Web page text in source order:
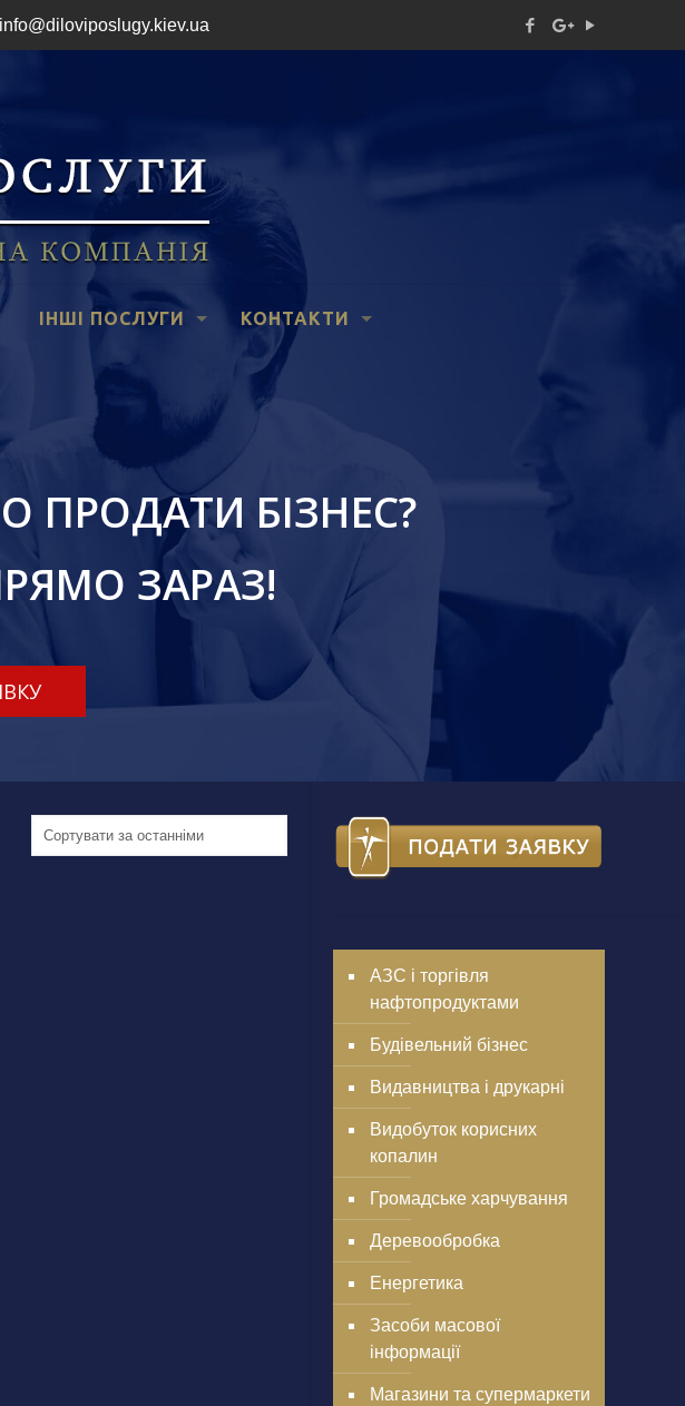
info@diloviposlugy.kiev.ua
ІНШІ ПОСЛУГИ КОНТАКТИ
ПРОДАТИ БІЗНЕС?
ЗАРАЗ!
АЗС і торгівля
нафтопродуктами
Будівельний бізнес
Видавництва і друкарні
Видобуток корисних
копалин
Громадське харчування
Деревообробка
Енергетика
Засоби масової
інформації
Магазини та супермаркети